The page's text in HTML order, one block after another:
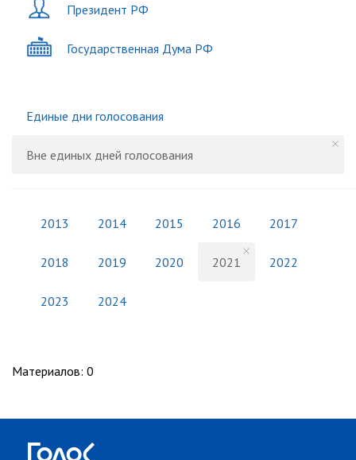
Президент РФ
Государственная Дума РФ
Единые дни голосования
Вне единых дней голосования
2013 2014 2015 2016 2017
2018 2019 2020 2021 2022
2023 2024
Материалов: 0